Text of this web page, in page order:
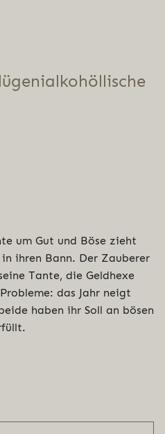
um Gut und Böse zieht
ihren Bann. Der Zauberer
Tante, die Geldhexe
das Jahr neigt
haben ihr Soll an bösen